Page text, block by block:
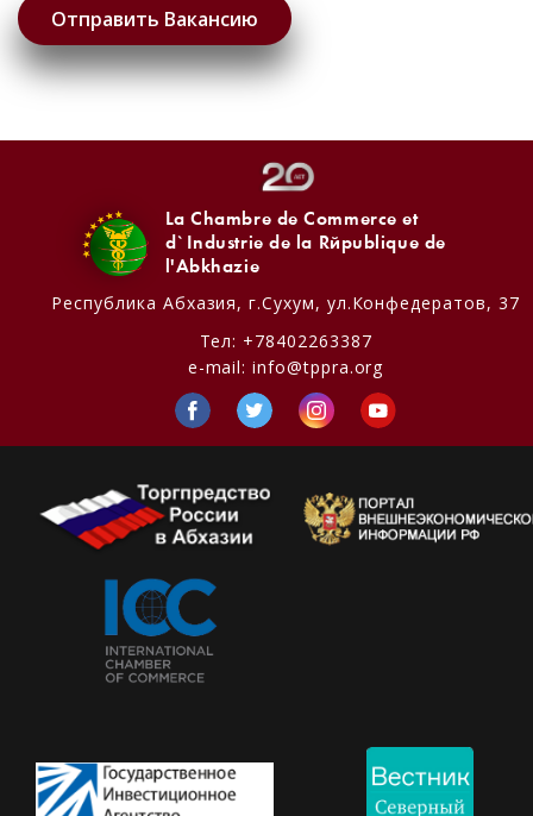
La Chambre de Commerce et
d`Industrie de la République de
l'Abkhazie
Республика Абхазия, г.Сухум, ул.Конфедератов, 37
Тел: +78402263387
e-mail:info@tppra.org